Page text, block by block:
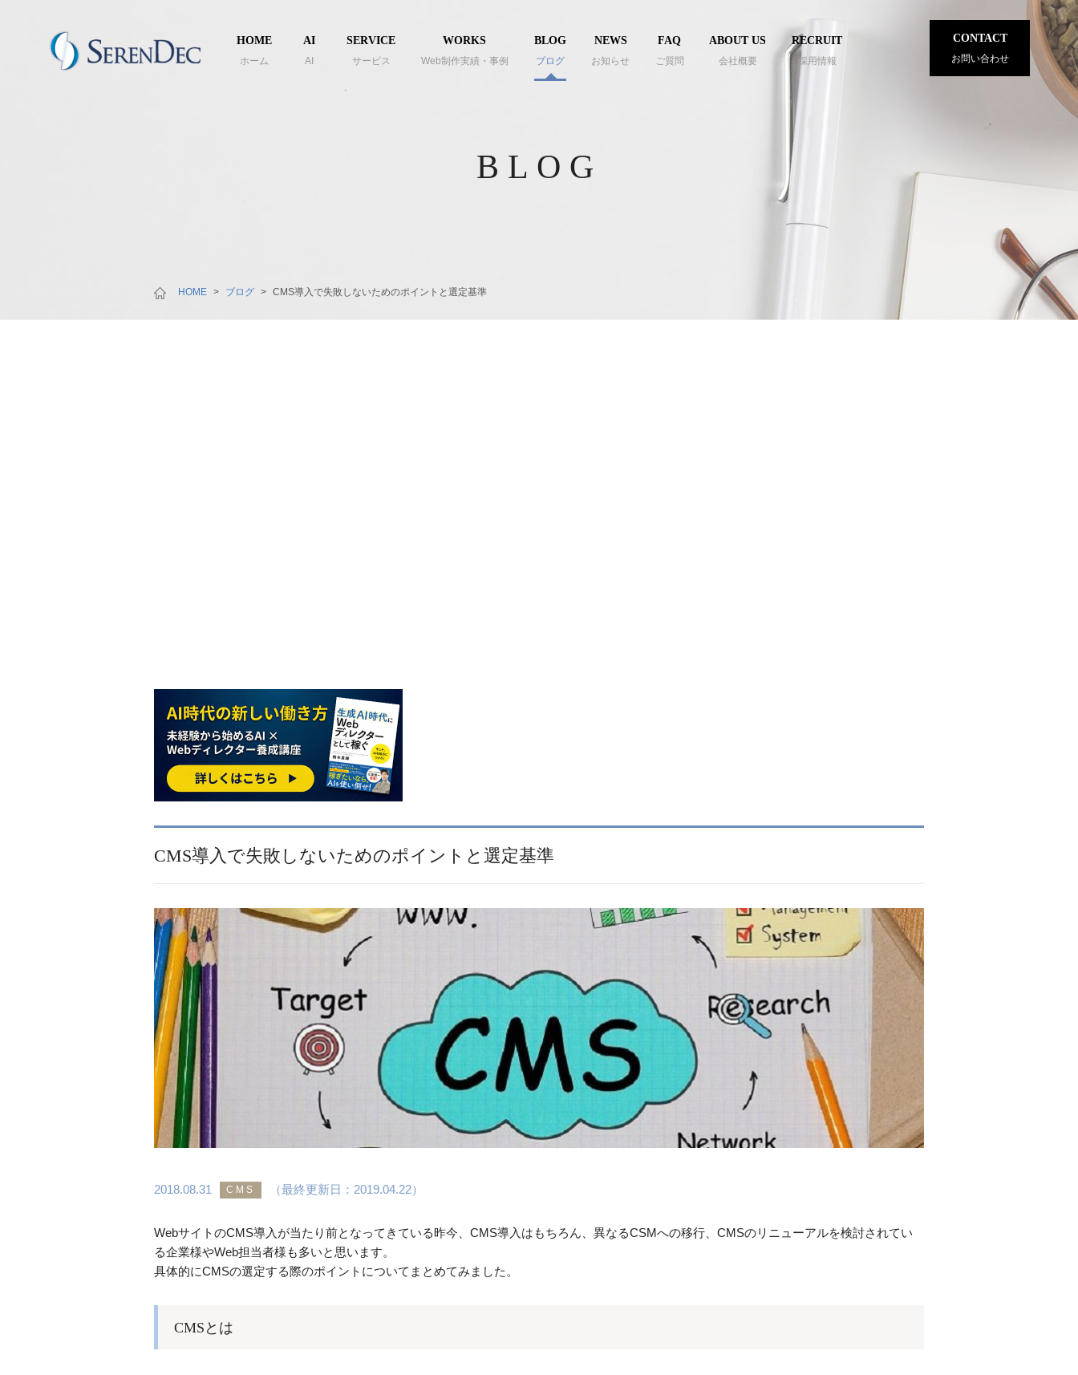
HOME
ホーム
AI
AI
SERVICE
サービス
WORKS
Web制作実績・事例
BLOG
ブログ
NEWS
お知らせ
FAQ
ご質問
ABOUT US
会社概要
RECRUIT
採用情報
CONTACT
お問い合わせ
BLOG
HOME > ブログ > CMS導入で失敗しないためのポイントと選定基準
CMS導入で失敗しないためのポイントと選定基準
2018.08.31 CMS （最終更新日：2019.04.22）
WebサイトのCMS導入が当たり前となってきている昨今、CMS導入はもちろん、異なるCSMへの移行、CMSのリニューアルを検討されてい
る企業様やWeb担当者様も多いと思います。
具体的にCMSの選定する際のポイントについてまとめてみました。
CMSとは